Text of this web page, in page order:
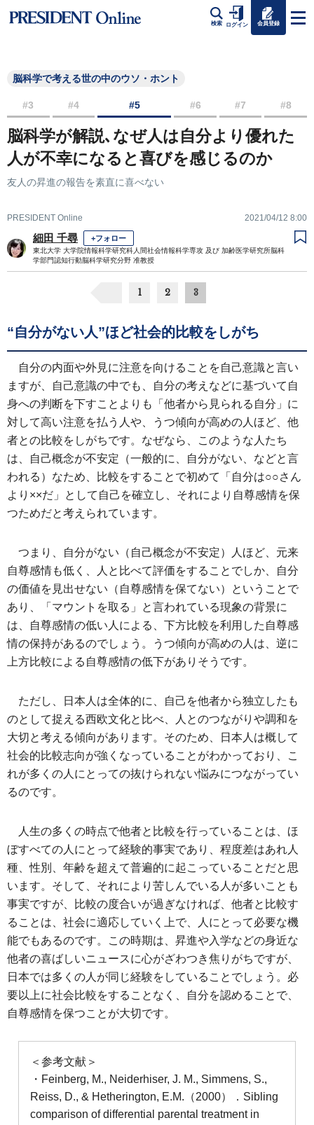
検索 ログイン 会員登録
脳科学で考える世の中のウソ・ホント
#3 #4 #5 #6 #7 #8
脳科学が解説､なぜ人は自分より優れた
人が不幸になると喜びを感じるのか
友人の昇進の報告を素直に喜べない
PRESIDENT Online 2021/04/12 8:00
細田 千尋 +フォロー
東北大学 大学院情報科学研究科人間社会情報科学専攻 及び 加齢医学研究所脳科
学部門認知行動脳科学研究分野 准教授
1 2 3
“自分がない人”ほど社会的比較をしがち
自分の内面や外見に注意を向けることを自己意識と言い
ますが、自己意識の中でも、自分の考えなどに基づいて自
身への判断を下すことよりも「他者から見られる自分」に
対して高い注意を払う人や、うつ傾向が高めの人ほど、他
者との比較をしがちです。なぜなら、このような人たち
は、自己概念が不安定（一般的に、自分がない、などと言
われる）なため、比較をすることで初めて「自分は○○さん
より××だ」として自己を確立し、それにより自尊感情を保
つためだと考えられています。
つまり、自分がない（自己概念が不安定）人ほど、元来
自尊感情も低く、人と比べて評価をすることでしか、自分
の価値を見出せない（自尊感情を保てない）ということで
あり、「マウントを取る」と言われている現象の背景に
は、自尊感情の低い人による、下方比較を利用した自尊感
情の保持があるのでしょう。うつ傾向が高めの人は、逆に
上方比較による自尊感情の低下がありそうです。
ただし、日本人は全体的に、自己を他者から独立したも
のとして捉える西欧文化と比べ、人とのつながりや調和を
大切と考える傾向があります。そのため、日本人は概して
社会的比較志向が強くなっていることがわかっており、こ
れが多くの人にとっての抜けられない悩みにつながってい
るのです。
人生の多くの時点で他者と比較を行っていることは、ほ
ぼすべての人にとって経験的事実であり、程度差はあれ人
種、性別、年齢を超えて普遍的に起こっていることだと思
います。そして、それにより苦しんでいる人が多いことも
事実ですが、比較の度合いが過ぎなければ、他者と比較す
ることは、社会に適応していく上で、人にとって必要な機
能でもあるのです。この時期は、昇進や入学などの身近な
他者の喜ばしいニュースに心がざわつき焦りがちですが、
日本では多くの人が同じ経験をしていることでしょう。必
要以上に社会比較をすることなく、自分を認めることで、
自尊感情を保つことが大切です。
＜参考文献＞
・Feinberg, M., Neiderhiser, J. M., Simmens, S.,
Reiss, D., & Hetherington, E.M.（2000）．Sibling
comparison of differential parental treatment in